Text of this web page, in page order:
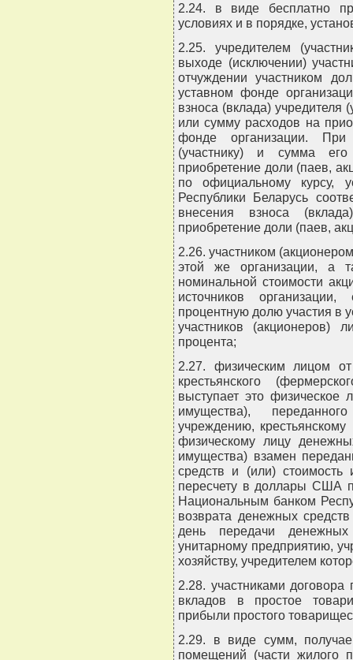
2.24. в виде бесплатно
условиях и в порядке,
2.25. учредителем
выходе (исключении)
отчуждении участником
уставном фонде
взноса (вклада) учредителя
или сумму расходов на
фонде организации.
(участнику) и сумма
приобретение доли (паев,
по официальному курсу,
Республики Беларусь
внесения взноса
приобретение доли (паев,
2.26. участником
этой же организации, а
номинальной стоимости
источников
процентную долю участия в
участников
процента;
2.27. физическим лицом от
крестьянского
выступает это
имущества),
учреждению,
физическому лицу
имущества) взамен
средств и (или)
пересчету в доллары США
Национальным банком
возврата денежных
день передачи
унитарному предприятию,
хозяйству, учредителем
2.28. участниками
вкладов в простое
прибыли простого
2.29. в виде сумм,
помещений (части жилого